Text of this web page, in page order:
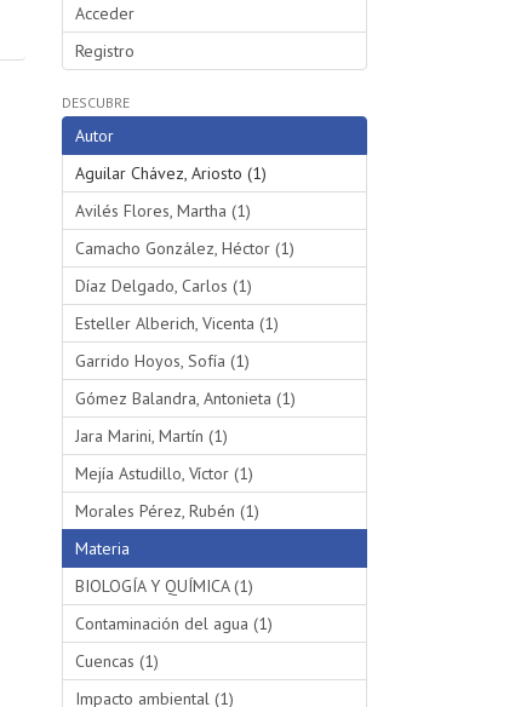
Acceder
Registro
DESCUBRE
Autor
Aguilar Chávez, Ariosto (1)
Avilés Flores, Martha (1)
Camacho González, Héctor (1)
Díaz Delgado, Carlos (1)
Esteller Alberich, Vicenta (1)
Garrido Hoyos, Sofía (1)
Gómez Balandra, Antonieta (1)
Jara Marini, Martín (1)
Mejía Astudillo, Víctor (1)
Morales Pérez, Rubén (1)
Materia
BIOLOGÍA Y QUÍMICA (1)
Contaminación del agua (1)
Cuencas (1)
Impacto ambiental (1)